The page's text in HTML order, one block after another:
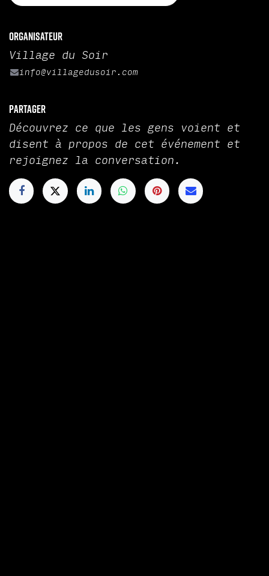
Organisateur
Village du Soir
info@villagedusoir.com
Partager
Découvrez ce que les gens voient et
disent à propos de cet événement et
rejoignez la conversation.